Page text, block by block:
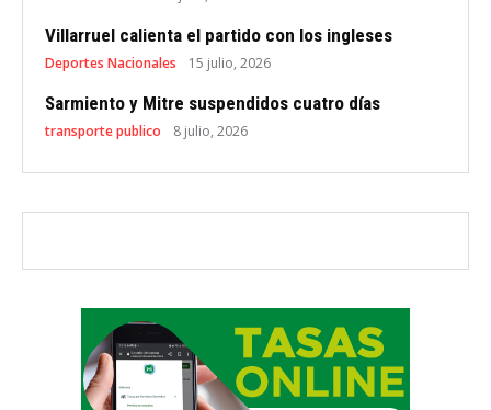
Villarruel calienta el partido con los ingleses
Deportes Nacionales 15 julio, 2026
Sarmiento y Mitre suspendidos cuatro días
transporte publico 8 julio, 2026